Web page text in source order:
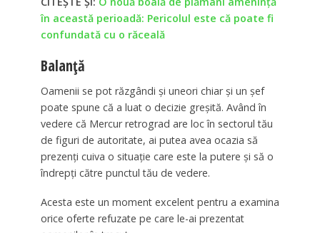
în această perioadă: Pericolul este că poate fi
confundată cu o răceală
Balanță
Oamenii se pot răzgândi și uneori chiar și un șef
poate spune că a luat o decizie greșită. Având în
vedere că Mercur retrograd are loc în sectorul tău
de figuri de autoritate, ai putea avea ocazia să
prezenți cuiva o situație care este la putere și să o
îndrepți către punctul tău de vedere.
Acesta este un moment excelent pentru a examina
orice oferte refuzate pe care le-ai prezentat